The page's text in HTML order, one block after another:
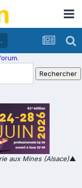
aux Mines (Alsace)▲